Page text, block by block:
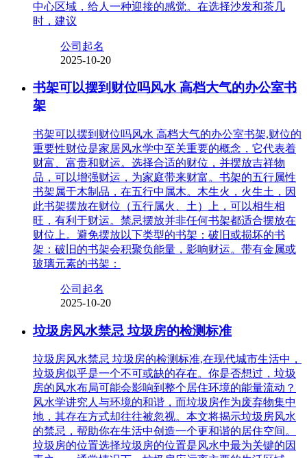
中心区域，给人一种迎接的感觉。在选择沙发和茶几
时，建议
公司起名
2025-10-20
书架可以摆到财位吗风水 高档大气的办公室书
架
书架可以摆到财位吗风水 高档大气的办公室书架,财位的
重要性财位是家居风水学中至关重要的概念，它代表着
财富、富贵和财运。选择合适的财位，并摆放吉祥物
品，可以增强财运，为家庭带来财富。书架的五行属性
书架属于木制品，在五行中属木。木生火，火生土，因
此书架摆放在财位（五行属火、土）上，可以相生相
旺，有利于财运。禁忌摆放并非任何书架都适合摆放在
财位上。避免摆放以下类型的书架：破旧或损坏的书
架：破旧的书架会积聚负能量，影响财运。带有金属或
玻璃元素的书架：
公司起名
2025-10-20
垃圾房风水禁忌 垃圾房的检测标准
垃圾房风水禁忌 垃圾房的检测标准,在现代城市生活中，
垃圾房似乎是一个不可或缺的存在。你是否想过，垃圾
房的风水布局可能会影响到整个居住环境的能量流动？
风水学讲究人与环境的和谐，而垃圾房作为废弃物集中
地，其存在方式却往往被忽视。本文将揭示垃圾房风水
的禁忌，帮助你在生活中创造一个更和谐的居住空间。
垃圾房的位置选择垃圾房的位置是风水中最为关键的因